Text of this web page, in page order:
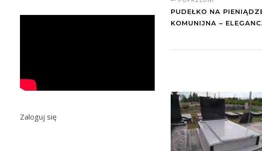
Zaloguj się
PUDEŁKO NA
KOMUNIJNA –